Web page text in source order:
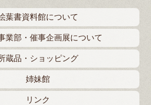
葉書資料館について
業部・催事企画展について
蔵品・ショッピング
姉妹館
リンク